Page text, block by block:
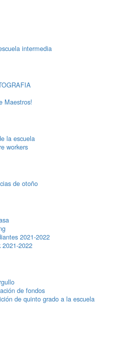
intermedia
Maestros!
la escuela
workers
de otoño
2021-2022
2022
de fondos
de quinto grado a la escuela